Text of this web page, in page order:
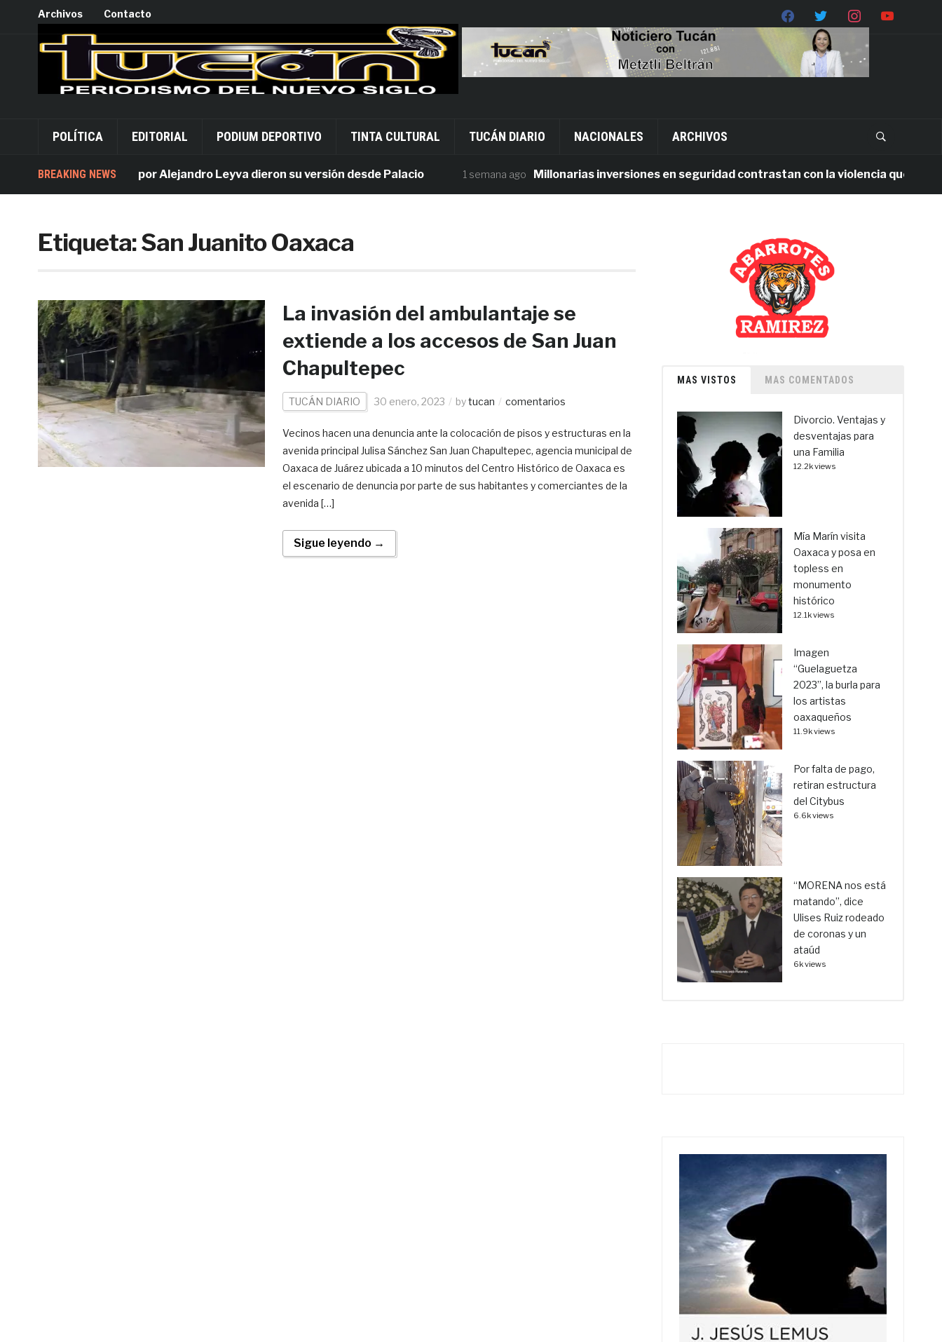
Archivos Contacto
POLÍTICA EDITORIAL PODIUM DEPORTIVO TINTA CULTURAL TUCÁN DIARIO NACIONALES ARCHIVOS
BREAKING NEWS
Acusados por Alejandro Leyva dieron su versión desde Palacio 1 semana ago Millonarias inversiones en seguridad contrastan con la violencia que persiste
Etiqueta:San Juanito Oaxaca
La invasión del ambulantaje se
extiende a los accesos de San Juan
Chapultepec
TUCÁN DIARIO 30 enero, 2023 bytucan comentarios
Vecinos hacen una denuncia ante la colocación de pisos y estructuras en la
avenida principal Julisa Sánchez San Juan Chapultepec, agencia municipal de
Oaxaca de Juárez ubicada a 10 minutos del Centro Histórico de Oaxaca es
el escenario de denuncia por parte de sus habitantes y comerciantes de la
avenida […]
Sigue leyendo →
MAS VISTOS MAS COMENTADOS
Divorcio. Ventajas y
desventajas para
una Familia
12.2k views
Mía Marín visita
Oaxaca y posa en
topless en
monumento
histórico
12.1k views
Imagen
“Guelaguetza
2023”, la burla para
los artistas
oaxaqueños
11.9k views
Por falta de pago,
retiran estructura
del Citybus
6.6k views
“MORENA nos está
matando”, dice
Ulises Ruiz rodeado
de coronas y un
ataúd
6k views